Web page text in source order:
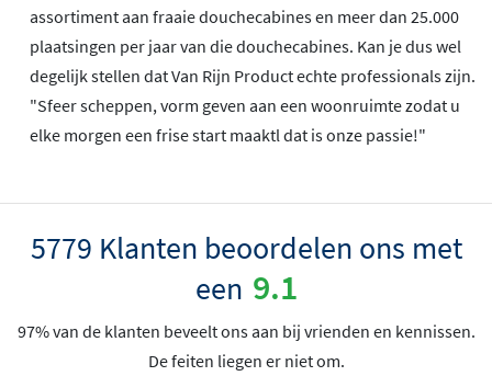
assortiment aan fraaie douchecabines en meer dan 25.000
plaatsingen per jaar van die douchecabines. Kan je dus wel
degelijk stellen dat Van Rijn Product echte professionals zijn.
"Sfeer scheppen, vorm geven aan een woonruimte zodat u
elke morgen een frise start maaktl dat is onze passie!"
5779 Klanten beoordelen ons met
een 9.1
97% van de klanten beveelt ons aan bij vrienden en kennissen.
De feiten liegen er niet om.